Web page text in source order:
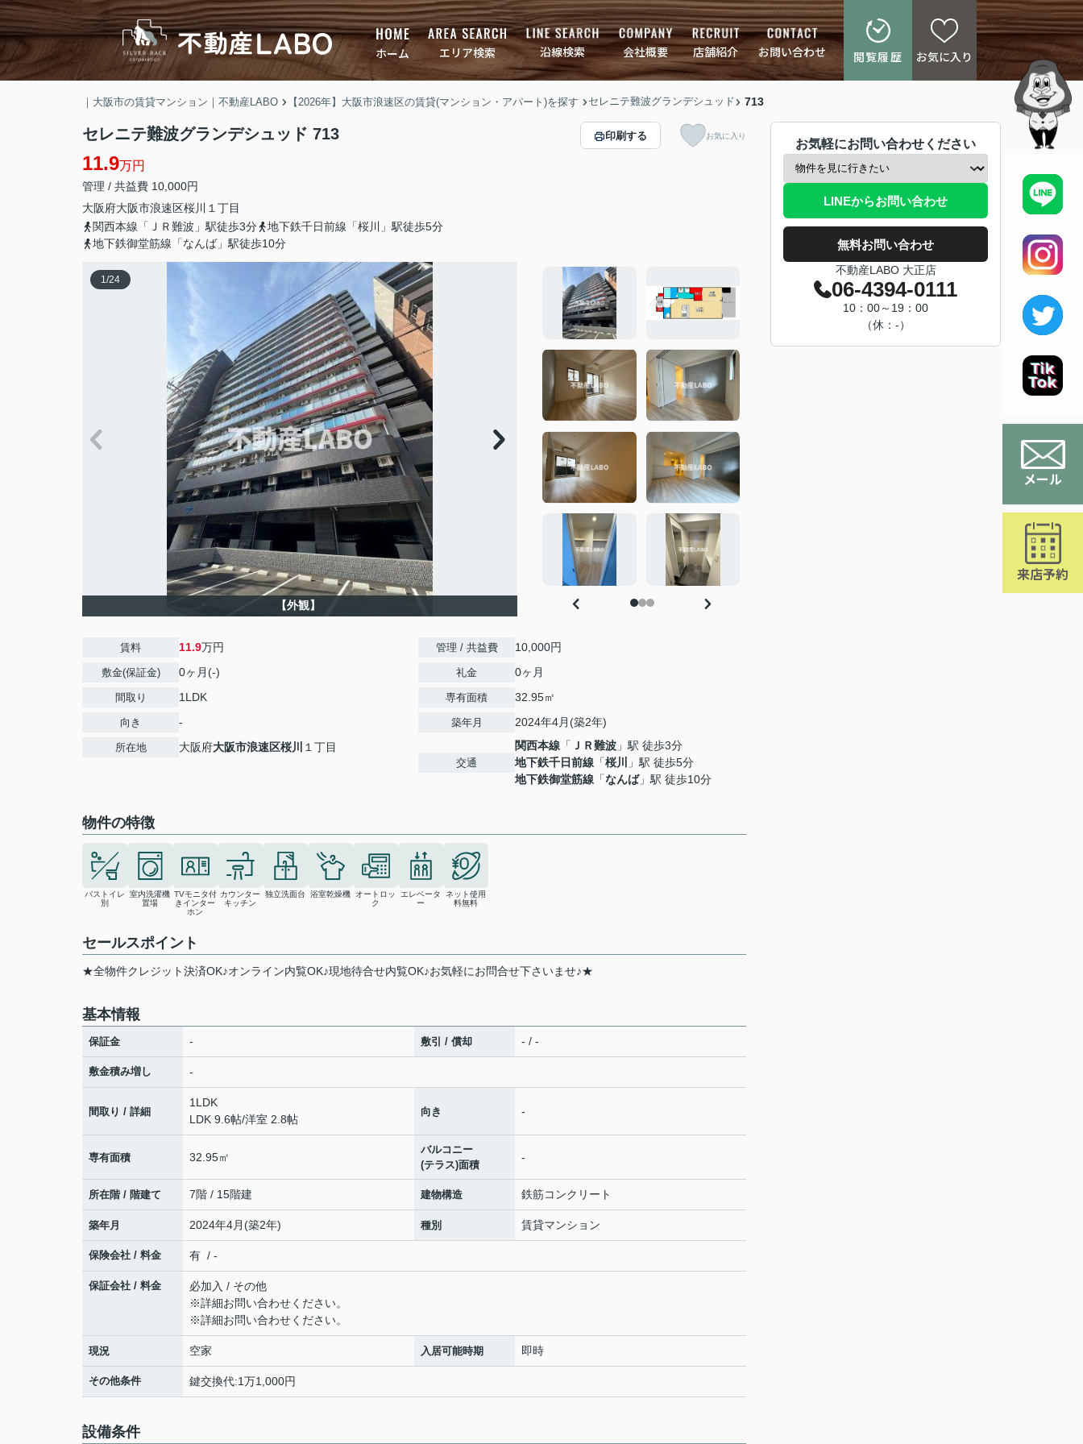
ホーム エリア検索 沿線検索 会社概要 店舗紹介 お問い合わせ 閲覧履歴 お気に入り
メール
来店予約
｜大阪市の賃貸マンション｜不動産LABO 【2026年】大阪市浪速区の賃貸(マンション・アパート)を探す セレニテ難波グランデシュッド 713
セレニテ難波グランデシュッド 713
11.9万円
管理 / 共益費 10,000円
大阪府大阪市浪速区桜川
１丁目
関西本線「ＪＲ難波」駅徒歩3分
地下鉄千日前線「桜川」駅徒歩5分
地下鉄御堂筋線「なんば」駅徒歩10分
印刷する お気に入り
1/24
【外観】
賃料 11.9万円
敷金(保証金) 0ヶ月(-)
間取り 1LDK
向き -
所在地 大阪府大阪市浪速区桜川 １丁目
管理 / 共益費 10,000円
礼金 0ヶ月
専有面積 32.95㎡
築年月 2024年4月(築2年)
交通
関西本線 「 ＪＲ難波 」駅 徒歩3分
地下鉄千日前線 「桜川
」駅 徒歩5分
地下鉄御堂筋線 「なんば」駅 徒歩10分
物件の特徴
バストイレ
別
室内洗濯機
置場
TVモニタ付
きインター
ホン
カウンター
キッチン
独立洗面台 浴室乾燥機
オートロッ
ク
エレベータ
ー
ネット使用
料無料
セールスポイント
★全物件クレジット決済OK♪オンライン内覧OK♪現地待合せ内覧OK♪お気軽にお問合せ下さいませ♪★
基本情報
保証金 - 敷引 / 償却 - / -
敷金積み増し -
間取り / 詳細
1LDK
LDK 9.6帖/洋室 2.8帖
向き -
専有面積 32.95㎡
バルコニー
(テラス)面積
-
所在階 / 階建て 7階 / 15階建 建物構造 鉄筋コンクリート
築年月 2024年4月(築2年) 種別 賃貸マンション
保険会社 / 料金 有 / -
保証会社 / 料金
必加入 / その他
※詳細お問い合わせください。
※詳細お問い合わせください。
現況 空家 入居可能時期 即時
その他条件 鍵交換代:1万1,000円
設備条件
お気軽にお問い合わせください
LINEからお問い合わせ
無料お問い合わせ
不動産LABO 大正店
06-4394-0111
10：00～19：00
（休：-）